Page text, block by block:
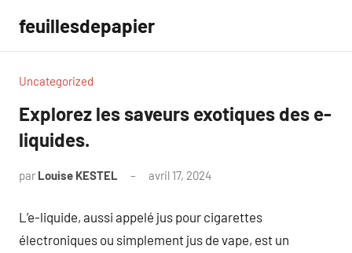
contenu
feuillesdepapier
Uncategorized
Explorez les saveurs exotiques des e-
liquides.
par Louise KESTEL avril 17, 2024
L’e-liquide, aussi appelé jus pour cigarettes
électroniques ou simplement jus de vape, est un